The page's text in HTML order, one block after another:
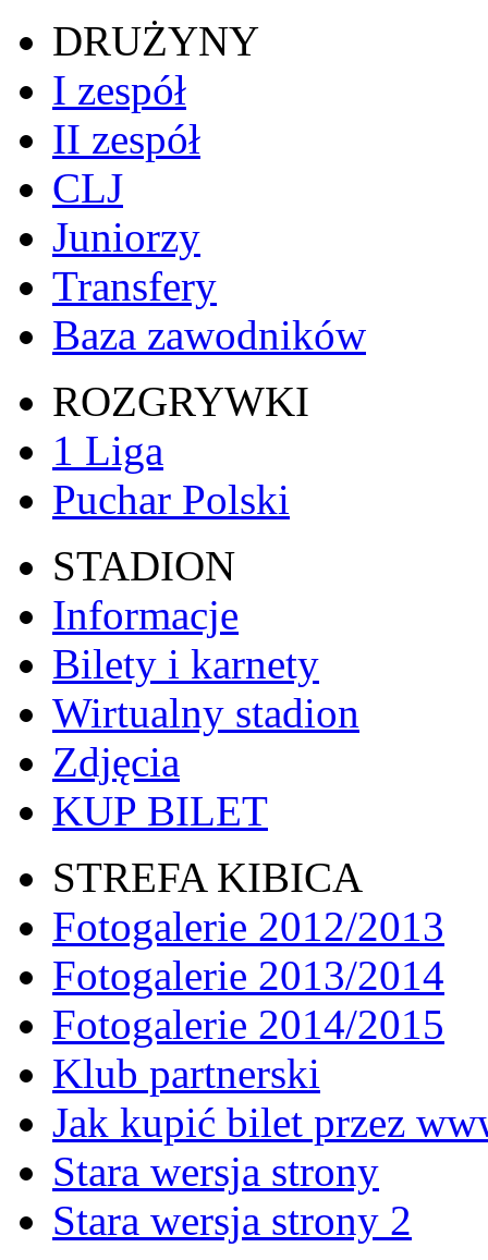
DRUŻYNY
I zespół
II zespół
CLJ
Juniorzy
Transfery
Baza zawodników
ROZGRYWKI
1 Liga
Puchar Polski
STADION
Informacje
Bilety i karnety
Wirtualny stadion
Zdjęcia
KUP BILET
STREFA KIBICA
Fotogalerie 2012/2013
Fotogalerie 2013/2014
Fotogalerie 2014/2015
Klub partnerski
Jak kupić bilet przez
Stara wersja strony
Stara wersja strony 2